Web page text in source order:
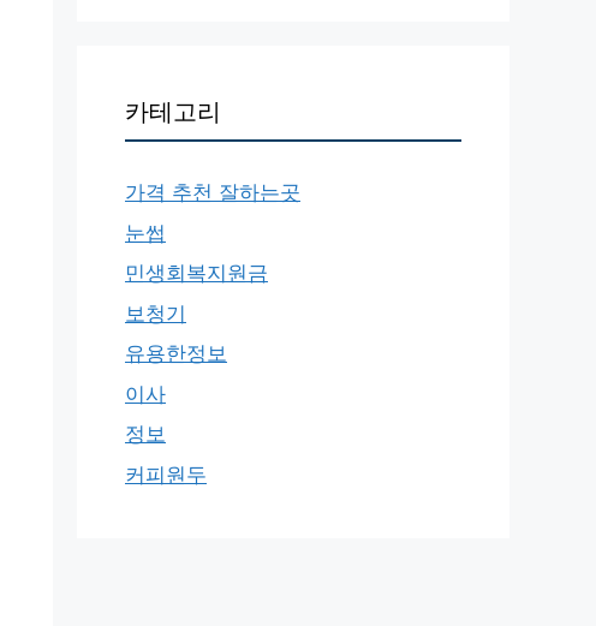
카테고리
가격 추천 잘하는곳
눈썹
민생회복지원금
보청기
유용한정보
이사
정보
커피원두